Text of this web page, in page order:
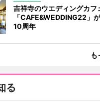
吉祥寺のウエディングカフ
「CAFE&WEDDING22」が
10周年
も
る